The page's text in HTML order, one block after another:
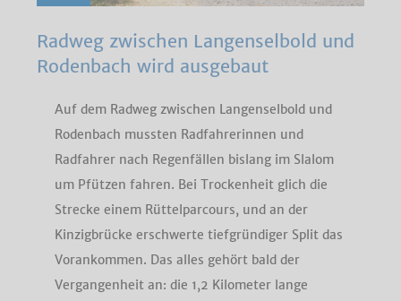
Radweg zwischen Langenselbold und
Rodenbach wird ausgebaut
Auf dem Radweg zwischen Langenselbold und
Rodenbach mussten Radfahrerinnen und
Radfahrer nach Regenfällen bislang im Slalom
um Pfützen fahren. Bei Trockenheit glich die
Strecke einem Rüttelparcours, und an der
Kinzigbrücke erschwerte tiefgründiger Split das
Vorankommen. Das alles gehört bald der
Vergangenheit an: die 1,2 Kilometer lange